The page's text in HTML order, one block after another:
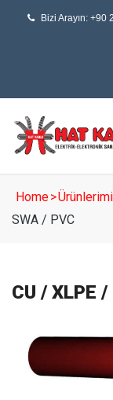
Bizi Arayın: +90
Home>
SWA / PVC
CU / XLPE